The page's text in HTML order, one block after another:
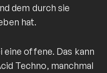
dem durch sie
hat.
offene. Das kann
Techno, manchmal